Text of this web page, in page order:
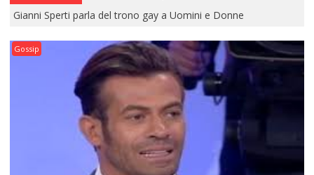
Gianni Sperti parla del trono gay a Uomini e Donne
Gossip